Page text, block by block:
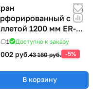
с
1200 мм ER-
1 Доступно к заказу
руб.43 160 руб. -5%
В корзину